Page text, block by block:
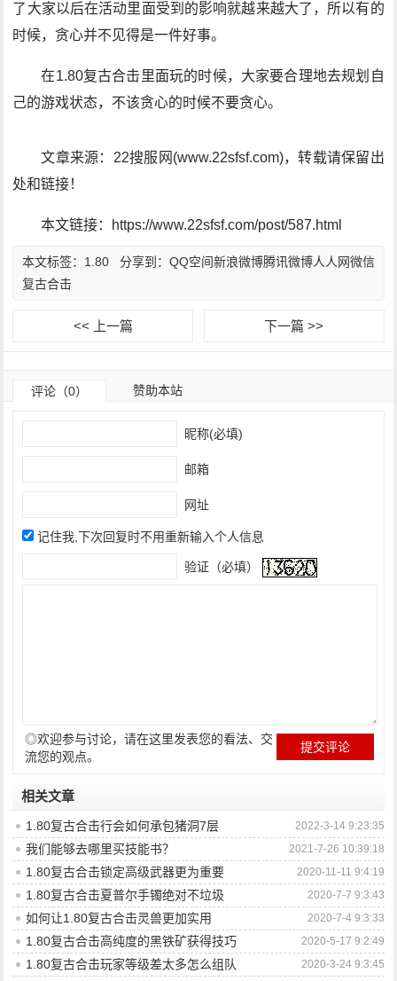
了大家以后在活动里面受到的影响就越来越大了，所以有的
时候，贪心并不见得是一件好事。
在1.80复古合击里面玩的时候，大家要合理地去规划自
己的游戏状态，不该贪心的时候不要贪心。
文章来源：22搜服网(www.22sfsf.com)，转载请保留出
处和链接！
本文链接：https://www.22sfsf.com/post/587.html
分享到： QQ空间新浪微博腾讯微博人人网微信
本文标签： 1.80
复古合击
<< 上一篇 下一篇 >>
评论（0） 赞助本站
昵称(必填)
邮箱
网址
记住我,下次回复时不用重新输入个人信息
验证（必填）
◎欢迎参与讨论，请在这里发表您的看法、交
流您的观点。
相关文章
2022-3-14 9:23:35
1.80复古合击行会如何承包猪洞7层
2021-7-26 10:39:18
我们能够去哪里买技能书？
2020-11-11 9:4:19
1.80复古合击锁定高级武器更为重要
2020-7-7 9:3:43
1.80复古合击夏普尔手镯绝对不垃圾
2020-7-4 9:3:33
如何让1.80复古合击灵兽更加实用
2020-5-17 9:2:49
1.80复古合击高纯度的黑铁矿获得技巧
2020-3-24 9:3:45
1.80复古合击玩家等级差太多怎么组队